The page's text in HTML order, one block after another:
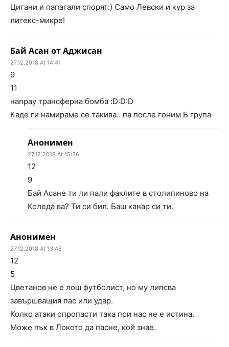
Цигани и папагали спорят:) Само Левски и кур за
литекс-микре!
Бай Асан от Аджисан
27.12.2018 At 14:41
9
11
напрау трансферна бомба :D:D:D
Каде ги намираме се такива.. па после гоним Б група
Анонимен
27.12.2018 At 15:36
12
9
Бай Асане ти ли пали факлите в столипиново на
Коледа ва? Ти си бил. Баш канар си ти.
Анонимен
27.12.2018 At 13:48
12
5
Цветанов не е лош футболист, но му липсва
завършващия пас или удар.
Колко атаки опропасти така при нас не е истина.
Може пък в Локото да пасне, кой знае.